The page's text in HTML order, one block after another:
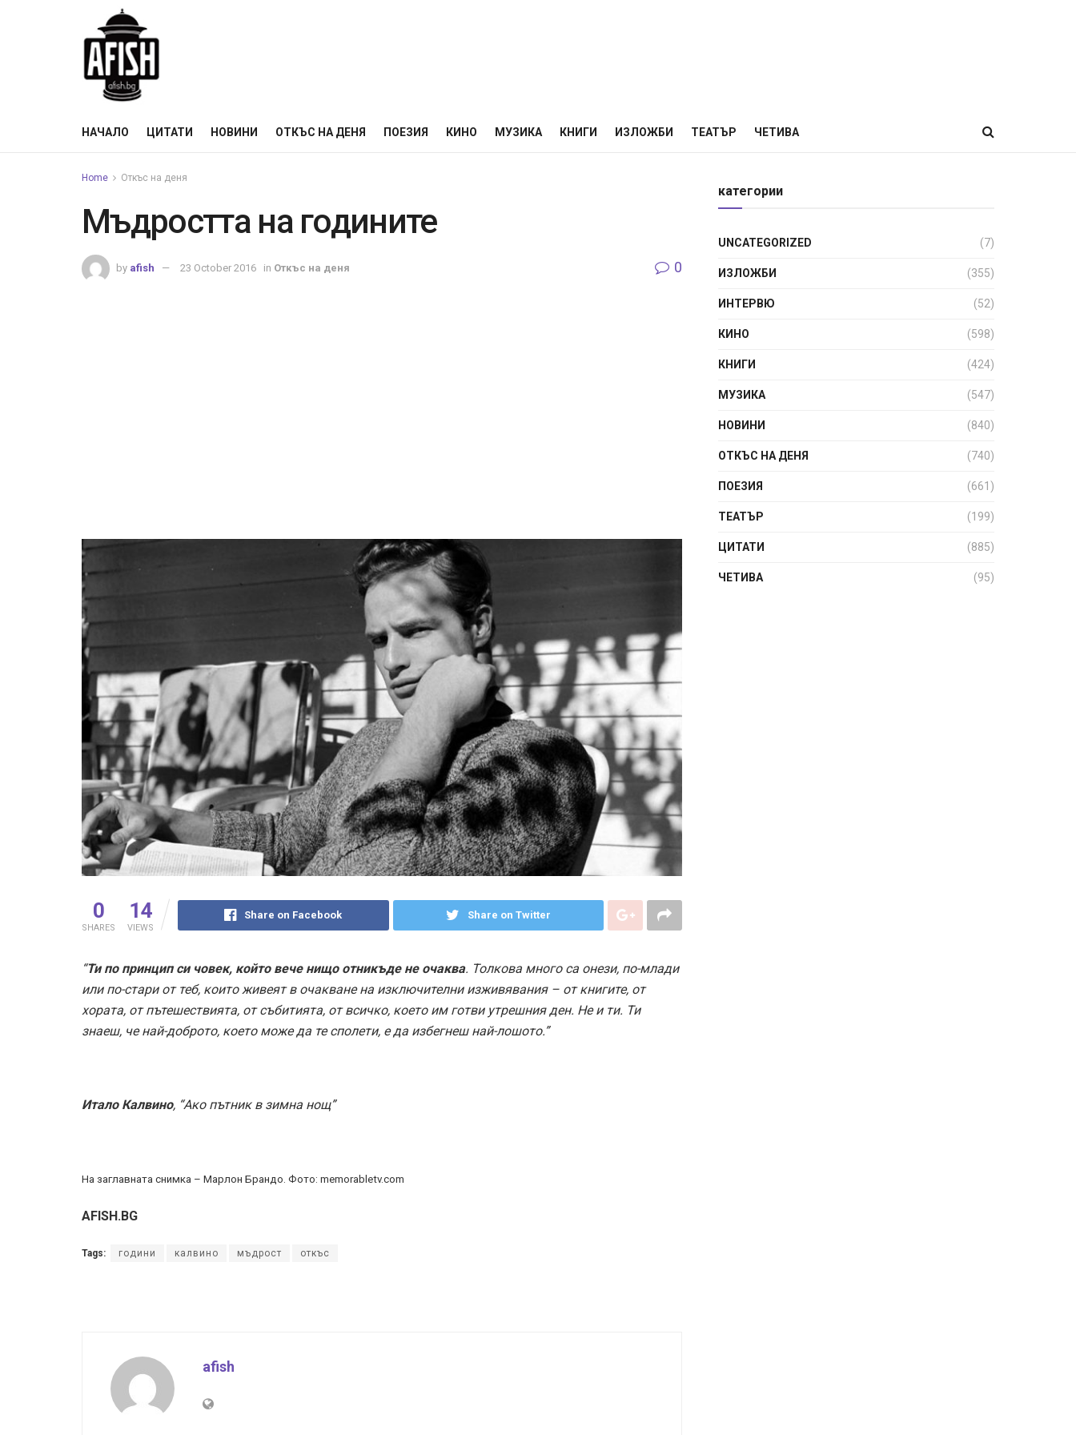
НАЧАЛО ЦИТАТИ НОВИНИ ОТКЪС НА ДЕНЯ ПОЕЗИЯ КИНО МУЗИКА КНИГИ ИЗЛОЖБИ ТЕАТЪР ЧЕТИВА
Home Откъс на деня
Мъдростта на годините
by afish 23 October 2016 in Откъс на деня 0
0
SHARES
14
VIEWS
Share on Facebook Share on Twitter
“Ти по принцип си човек, който вече нищо отникъде не очаква. Толкова много са онези, по-млади
или по-стари от теб, които живеят в очакване на изключителни изживявания – от книгите, от
хората, от пътешествията, от събитията, от всичко, което им готви утрешния ден. Не и ти. Ти
знаеш, че най-доброто, което може да те сполети, е да избегнеш най-лошото.”
Итало Калвино, “Ако пътник в зимна нощ”
На заглавната снимка – Марлон Брандо. Фото: memorabletv.com
AFISH.BG
Tags: години калвино мъдрост откъс
afish
категории
UNCATEGORIZED (7)
ИЗЛОЖБИ (355)
ИНТЕРВЮ (52)
КИНО (598)
КНИГИ (424)
МУЗИКА (547)
НОВИНИ (840)
ОТКЪС НА ДЕНЯ (740)
ПОЕЗИЯ (661)
ТЕАТЪР (199)
ЦИТАТИ (885)
ЧЕТИВА (95)